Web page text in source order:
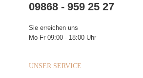
09868 - 959 25 27
Sie erreichen uns
Mo-Fr 09:00 - 18:00 Uhr
UNSER SERVICE